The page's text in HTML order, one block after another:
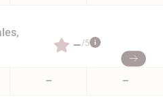
–/5
– –